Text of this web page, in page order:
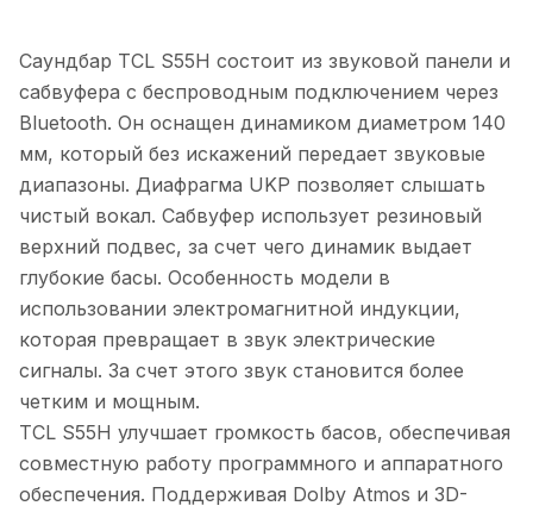
Саундбар TCL S55H состоит из звуковой панели и
сабвуфера с беспроводным подключением через
Bluetooth. Он оснащен динамиком диаметром 140
мм, который без искажений передает звуковые
диапазоны. Диафрагма UKP позволяет слышать
чистый вокал. Сабвуфер использует резиновый
верхний подвес, за счет чего динамик выдает
глубокие басы. Особенность модели в
использовании электромагнитной индукции,
которая превращает в звук электрические
сигналы. За счет этого звук становится более
четким и мощным.
TCL S55H улучшает громкость басов, обеспечивая
совместную работу программного и аппаратного
обеспечения. Поддерживая Dolby Atmos и 3D-